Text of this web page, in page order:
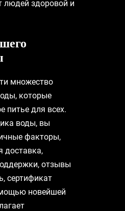
людей здоровой и
множество
которые
питье для всех.
воды, вы
факторы,
доставка,
отзывы
сертификат
новейшей